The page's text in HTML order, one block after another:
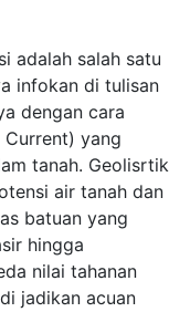
adalah salah satu
infokan di tulisan
dengan cara
yang
tanah. Geolisrtik
air tanah dan
batuan yang
hingga
nilai tahanan
jadikan acuan